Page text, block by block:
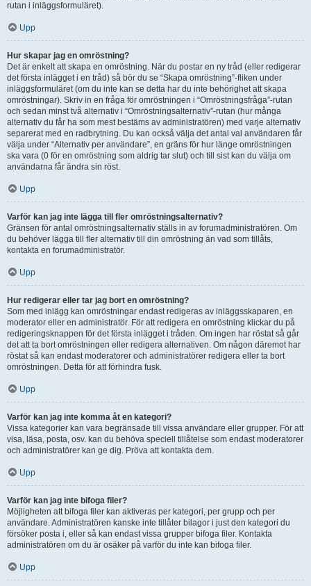
rutan i inläggsformuläret).
Upp
Hur skapar jag en omröstning?
Det är enkelt att skapa en omröstning. När du postar en ny tråd (eller redigerar
det första inlägget i en tråd) så bör du se “Skapa omröstning”-fliken under
inläggsformuläret (om du inte kan se detta har du inte behörighet att skapa
omröstningar). Skriv in en fråga för omröstningen i “Omröstningsfråga”-rutan
och sedan minst två alternativ i “Omröstningsalternativ”-rutan (hur många
alternativ du får ha som mest bestäms av administratören) med varje alternativ
separerat med en radbrytning. Du kan också välja det antal val användaren får
välja under “Alternativ per användare”, en gräns för hur länge omröstningen
ska vara (0 för en omröstning som aldrig tar slut) och till sist kan du välja om
användarna får ändra sin röst.
Upp
Varför kan jag inte lägga till fler omröstningsalternativ?
Gränsen för antal omröstningsalternativ ställs in av forumadministratören. Om
du behöver lägga till fler alternativ till din omröstning än vad som tillåts,
kontakta en forumadministratör.
Upp
Hur redigerar eller tar jag bort en omröstning?
Som med inlägg kan omröstningar endast redigeras av inläggsskaparen, en
moderator eller en administratör. För att redigera en omröstning klickar du på
redigeringsknappen för det första inlägget i tråden. Om ingen har röstat så går
det att ta bort omröstningen eller redigera alternativen. Om någon däremot har
röstat så kan endast moderatorer och administratörer redigera eller ta bort
omröstningen. Detta för att förhindra fusk.
Upp
Varför kan jag inte komma åt en kategori?
Vissa kategorier kan vara begränsade till vissa användare eller grupper. För att
visa, läsa, posta, osv. kan du behöva speciell tillåtelse som endast moderatorer
och administratörer kan ge dig. Pröva att kontakta dem.
Upp
Varför kan jag inte bifoga filer?
Möjligheten att bifoga filer kan aktiveras per kategori, per grupp och per
användare. Administratören kanske inte tillåter bilagor i just den kategori du
försöker posta i, eller så kan endast vissa grupper bifoga filer. Kontakta
administratören om du är osäker på varför du inte kan bifoga filer.
Upp